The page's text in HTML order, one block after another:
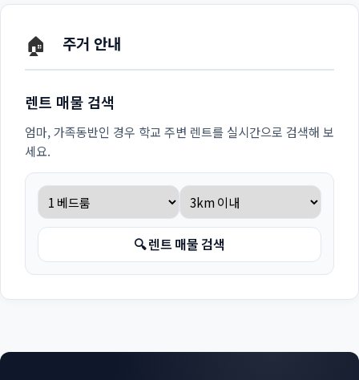
🏠 주거 안내
렌트 매물 검색
엄마, 가족동반인 경우 학교 주변 렌트를 실시간으로 검색해 보
세요.
🔍 렌트 매물 검색